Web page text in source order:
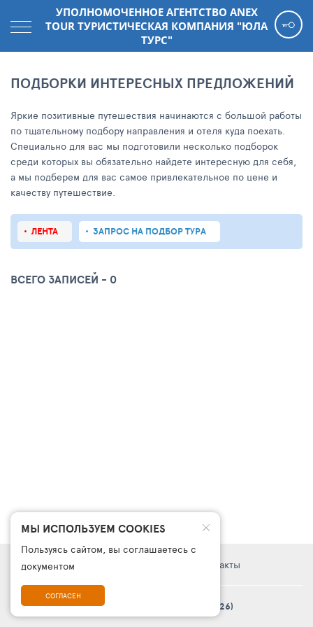
УПОЛНОМОЧЕННОЕ АГЕНТСТВО АNEX
TOUR ТУРИСТИЧЕСКАЯ КОМПАНИЯ "ЮЛА
ТУРС"
ПОДБОРКИ ИНТЕРЕСНЫХ ПРЕДЛОЖЕНИЙ
Яркие позитивные путешествия начинаются с большой работы
по тщательному подбору направления и отеля куда поехать.
Специально для вас мы подготовили несколько подборок
среди которых вы обязательно найдете интересную для себя,
а мы подберем для вас самое привлекательное по цене и
качеству путешествие.
ЛЕНТА ЗАПРОС НА ПОДБОР ТУРА
ВСЕГО ЗАПИСЕЙ - 0
Правовая информация Контакты
© Платформа «ТурСайт Про» в.5.2.0 (2003 - 2026)
МЫ ИСПОЛЬЗУЕМ COOKIES
Пользуясь сайтом, вы соглашаетесь с
документом
СОГЛАСЕН